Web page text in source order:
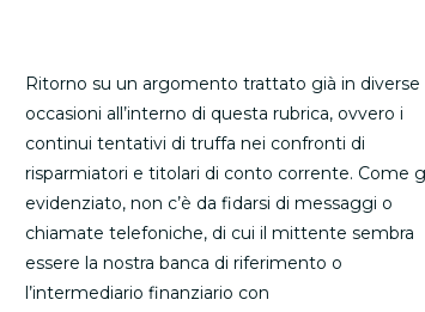
Ritorno su un argomento trattato già in diverse
occasioni all’interno di questa rubrica, ovvero i
continui tentativi di truffa nei confronti di
risparmiatori e titolari di conto corrente. Come
evidenziato, non c’è da fidarsi di messaggi o
chiamate telefoniche, di cui il mittente sembra
essere la nostra banca di riferimento o
l’intermediario finanziario con